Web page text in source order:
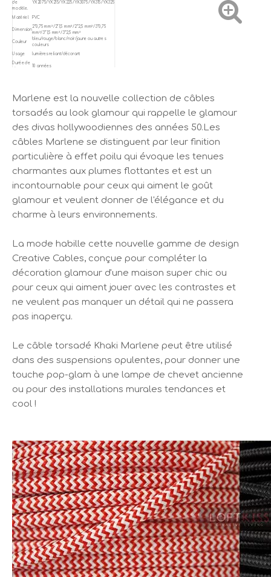
de
modèle.
YX2075/YX215/YX225/YX3075/YX315/YX325
Matériel PVC
Dimension
2*0,75 mm²/2*1,5 mm²/2*2,5 mm²/3*0,75
mm²/3*1,5 mm²/3*2,5 mm²
Couleur
bleu/rouge/blanc/noir/jaune ou autres
couleurs
Usage lumières reliant/décorant
Durée de
10 années
Marlene est la nouvelle collection de câbles
torsadés au look glamour qui rappelle le glamour
des divas hollywoodiennes des années 50.Les
câbles Marlene se distinguent par leur finition
particulière à effet poilu qui évoque les tenues
charmantes aux plumes flottantes et est un
incontournable pour ceux qui aiment le goût
glamour et veulent donner de l'élégance et du
charme à leurs environnements.
La mode habille cette nouvelle gamme de design
Creative Cables, conçue pour compléter la
décoration glamour d'une maison super chic ou
pour ceux qui aiment jouer avec les contrastes et
ne veulent pas manquer un détail qui ne passera
pas inaperçu.
Le câble torsadé Khaki Marlene peut être utilisé
dans des suspensions opulentes, pour donner une
touche pop-glam à une lampe de chevet ancienne
ou pour des installations murales tendances et
cool !